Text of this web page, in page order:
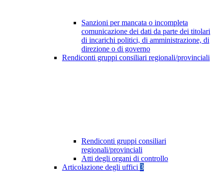
Sanzioni per mancata o incompleta
comunicazione dei dati da parte dei titolari
di incarichi politici, di amministrazione, di
direzione o di governo
Rendiconti gruppi consiliari regionali/provinciali
Rendiconti gruppi consiliari
regionali/provinciali
Atti degli organi di controllo
Articolazione degli uffici 3